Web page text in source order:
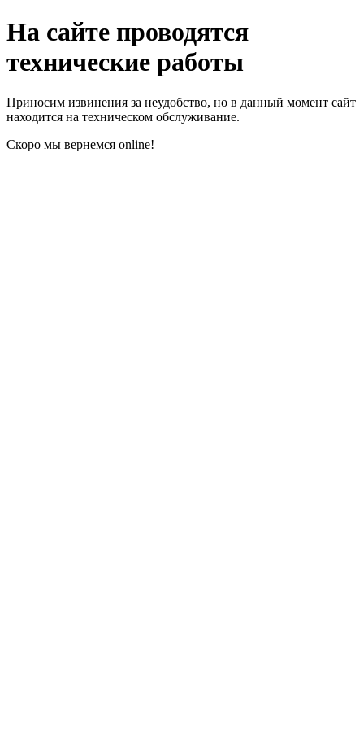
На сайте проводятся
технические работы
Приносим извинения за неудобство, но в данный момент сайт
находится на техническом обслуживание.
Скоро мы вернемся online!